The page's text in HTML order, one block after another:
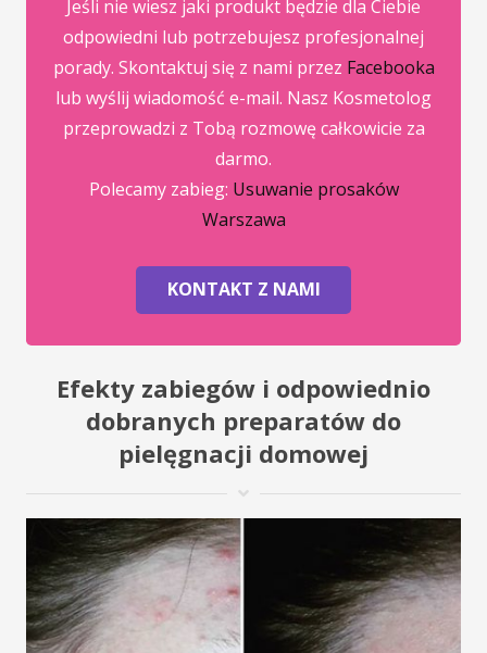
Jeśli nie wiesz jaki produkt będzie dla Ciebie
odpowiedni lub potrzebujesz profesjonalnej
porady. Skontaktuj się z nami przez Facebooka
lub wyślij wiadomość e-mail. Nasz Kosmetolog
przeprowadzi z Tobą rozmowę całkowicie za
darmo.
Polecamy zabieg: Usuwanie prosaków
Warszawa
KONTAKT Z NAMI
Efekty zabiegów i odpowiednio
dobranych preparatów do
pielęgnacji domowej